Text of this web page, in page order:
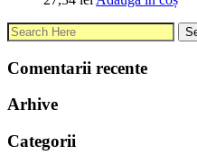
Comentarii recente
Arhive
Categorii